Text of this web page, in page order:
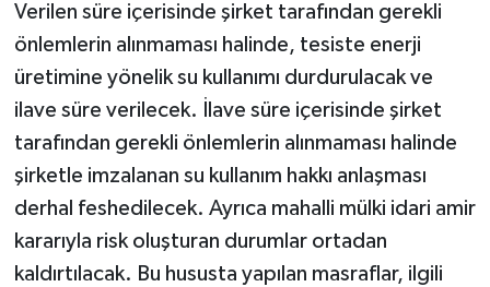
Verilen süre içerisinde şirket tarafından gerekli
önlemlerin alınmaması halinde, tesiste enerji
üretimine yönelik su kullanımı durdurulacak ve
ilave süre verilecek. İlave süre içerisinde şirket
tarafından gerekli önlemlerin alınmaması halinde
şirketle imzalanan su kullanım hakkı anlaşması
derhal feshedilecek. Ayrıca mahalli mülki idari amir
kararıyla risk oluşturan durumlar ortadan
kaldırtılacak. Bu hususta yapılan masraflar, ilgili